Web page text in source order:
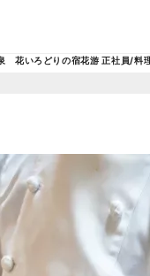
花いろどりの宿花游 正社員/料